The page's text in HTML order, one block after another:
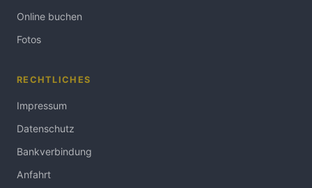
Online buchen
Fotos
RECHTLICHES
Impressum
Datenschutz
Bankverbindung
Anfahrt